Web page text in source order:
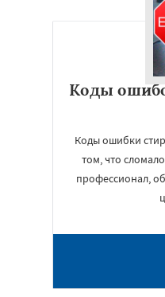
Коды
Коды ошибки
том, что
профессионал,